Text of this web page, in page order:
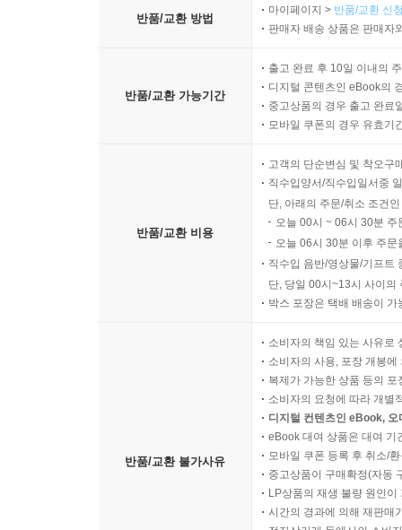
반품/교환 방법
마이페이지 > 반품/교환 신
판매자 배송 상품은 판매자
반품/교환 가능기간
출고 완료 후 10일 이내의
디지털 콘텐츠인 eBook의
중고상품의 경우 출고 완료
모바일 쿠폰의 경우 유효기
반품/교환 비용
고객의 단순변심 및 착오구
직수입양서/직수입일서중
단, 아래의 주문/취소 조건
오늘 00시 ~ 06시 30분
오늘 06시 30분 이후 주
직수입 음반/영상물/기프트
단, 당일 00시~13시 사이의
박스 포장은 택배 배송이
반품/교환 불가사유
소비자의 책임 있는 사유로
소비자의 사용, 포장 개봉
복제가 가능한 상품 등의
소비자의 요청에 따라 개별
디지털 컨텐츠인 eBook,
eBook 대여 상품은 대여 기
모바일 쿠폰 등록 후 취소/
중고상품이 구매확정(자동
LP상품의 재생 불량 원인
시간의 경과에 의해 재판매